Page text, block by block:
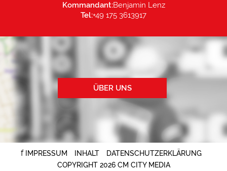
Kommandant:Benjamin Lenz
Tel:+49 175 3613917
ÜBER UNS
f IMPRESSUM INHALT
DATENSCHUTZERKLÄRUNG
COPYRIGHT 2026 CM CITY MEDIA